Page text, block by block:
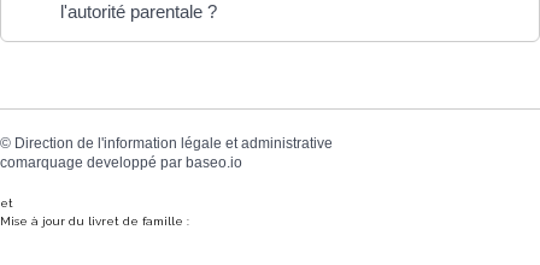
l'autorité parentale ?
© Direction de l'information légale et administrative
comarquage developpé par baseo.io
et
Mise à jour du livret de famille :